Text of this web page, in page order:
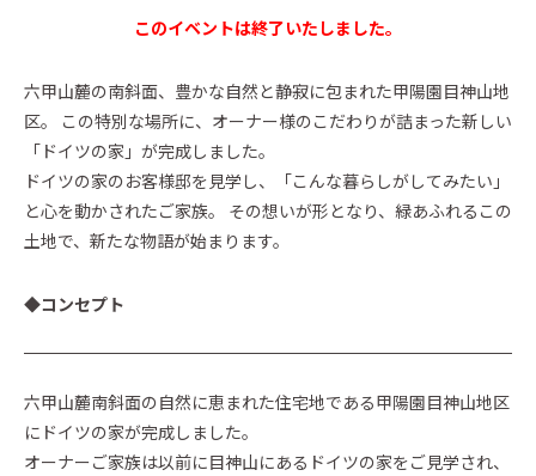
Owner Interview
Support
Company
Contact
Event
Official Instagram
このイベントは終了いたしました。
六甲山麓の南斜面、豊かな自然と静寂に包まれた甲陽園目神山地
区。 この特別な場所に、オーナー様のこだわりが詰まった新しい
「ドイツの家」が完成しました。
ドイツの家のお客様邸を見学し、「こんな暮らしがしてみたい」
と心を動かされたご家族。 その想いが形となり、緑あふれるこの
土地で、新たな物語が始まります。
◆コンセプト
六甲山麓南斜面の自然に恵まれた住宅地である甲陽園目神山地区
にドイツの家が完成しました。
オーナーご家族は以前に目神山にあるドイツの家をご見学され、